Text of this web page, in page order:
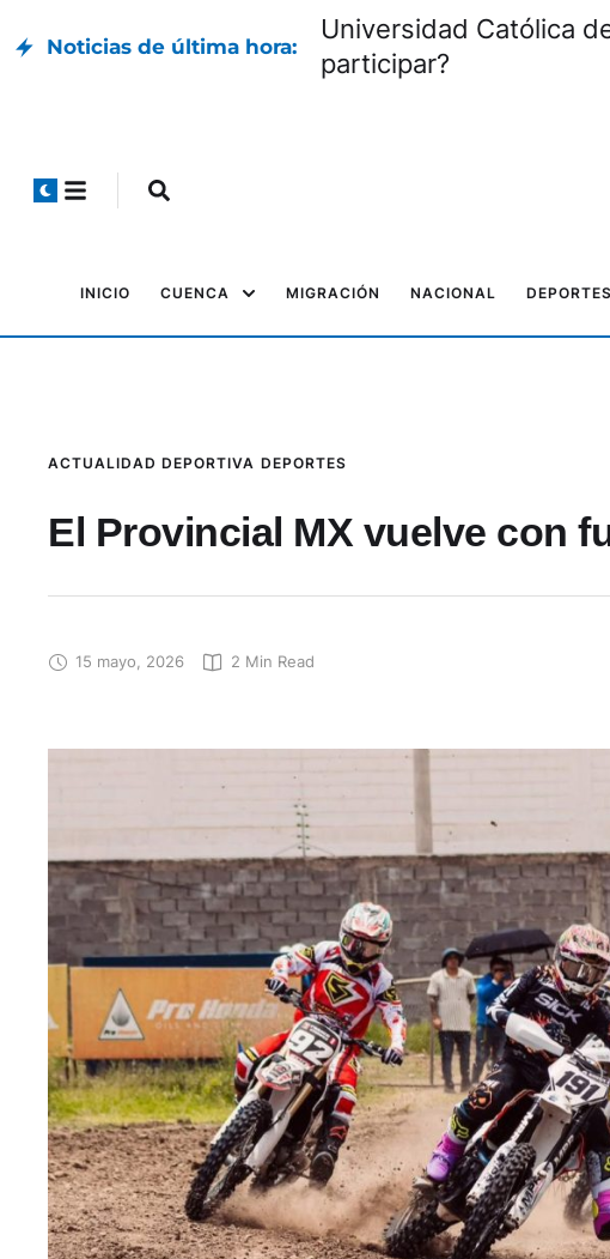
Noticias de última hora:
Universidad Católica
participar?
INICIO CUENCA MIGRACIÓN NACIONAL DEPORTES
ACTUALIDAD DEPORTIVA DEPORTES
El Provincial MX vuelve con
15 mayo, 2026 2 Min Read